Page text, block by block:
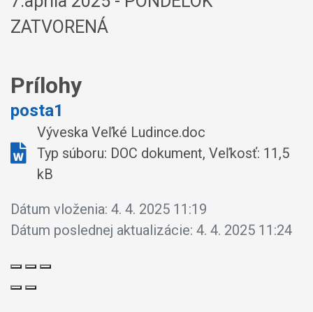
ZATVORENÁ
Prílohy
posta1
Výveska Veľké Ludince.doc
Typ súboru: DOC dokument, Veľkosť: 11,5
kB
Dátum vloženia: 4. 4. 2025 11:19
Dátum poslednej aktualizácie: 4. 4. 2025 11:24